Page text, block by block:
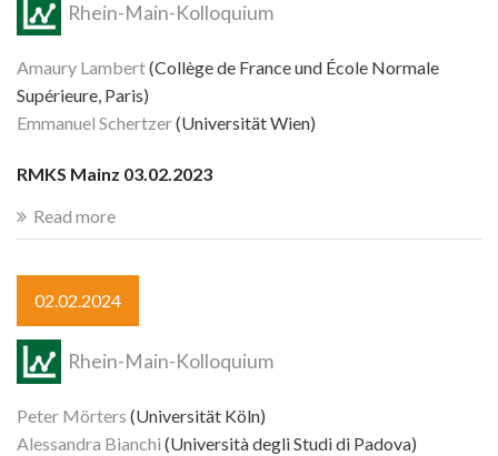
Rhein-Main-Kolloquium
Amaury Lambert(Collège de France und École Normale
Supérieure, Paris)
Emmanuel Schertzer(Universität Wien)
RMKS Mainz 03.02.2023
Read more
02.02.2024
Rhein-Main-Kolloquium
Peter Mörters (Universität Köln)
Alessandra Bianchi (Università degli Studi di Padova)